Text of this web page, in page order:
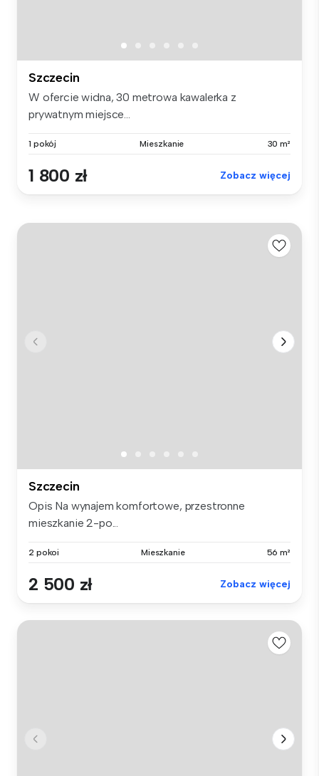
Szczecin
W ofercie widna, 30 metrowa kawalerka z
prywatnym miejsce...
1 pokój Mieszkanie 30 m²
1 800 zł Zobacz więcej
Szczecin
Opis Na wynajem komfortowe, przestronne
mieszkanie 2-po...
2 pokoi Mieszkanie 56 m²
2 500 zł Zobacz więcej